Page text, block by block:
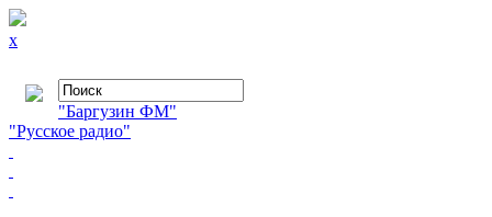
x
"Баргузин ФМ"
"Русское радио"